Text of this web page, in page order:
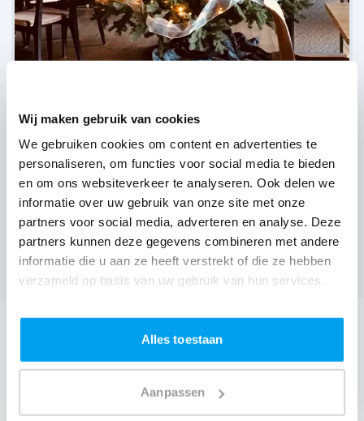
Wij maken gebruik van cookies
We gebruiken cookies om content en advertenties te
personaliseren, om functies voor social media te bieden
en om ons websiteverkeer te analyseren. Ook delen we
informatie over uw gebruik van onze site met onze
partners voor social media, adverteren en analyse. Deze
partners kunnen deze gegevens combineren met andere
informatie die u aan ze heeft verstrekt of die ze hebben
verzameld op basis van uw gebruik van hun services.
Alles toestaan
Aanpassen
Zaltbommel
(3 reviews over onze DJ's)
Bekijk alle feestlocaties
DJ huren voor jouw feest in Het Hof Zaltbommel?
EenDJ hurenzonder zorgen in Het Hof Zaltbommel: dat
is onze garantie. Van de afstemming met de locatie tot